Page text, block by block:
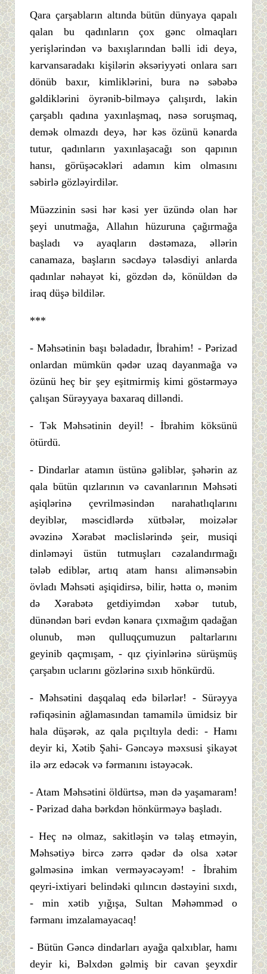
Qara çarşabların altında bütün dünyaya qapalı
qalan bu qadınların çox gənc olmaqları
yerişlərindən və baxışlarından bəlli idi deyə,
karvansaradakı kişilərin əksəriyyəti onlara sarı
dönüb baxır, kimliklərini, bura nə səbəbə
gəldiklərini öyrənib-bilməyə çalışırdı, lakin
çarşablı qadına yaxınlaşmaq, nəsə soruşmaq,
demək olmazdı deyə, hər kəs özünü kənarda
tutur, qadınların yaxınlaşacağı son qapının
hansı, görüşəcəkləri adamın kim olmasını
səbirlə gözləyirdilər.
Müəzzinin səsi hər kəsi yer üzündə olan hər
şeyi unutmağa, Allahın hüzuruna çağırmağa
başladı və ayaqların dəstəmaza, əllərin
canamaza, başların səcdəyə tələsdiyi anlarda
qadınlar nəhayət ki, gözdən də, könüldən də
iraq düşə bildilər.
***
- Məhsətinin başı bəladadır, İbrahim! - Pərizad
onlardan mümkün qədər uzaq dayanmağa və
özünü heç bir şey eşitmirmiş kimi göstərməyə
çalışan Sürəyyaya baxaraq dilləndi.
- Tək Məhsətinin deyil! - İbrahim köksünü
ötürdü.
- Dindarlar atamın üstünə gəliblər, şəhərin az
qala bütün qızlarının və cavanlarının Məhsəti
aşiqlərinə çevrilməsindən narahatlıqlarını
deyiblər, məscidlərdə xütbələr, moizələr
əvəzinə Xərabət məclislərində şeir, musiqi
dinləməyi üstün tutmuşları cəzalandırmağı
tələb ediblər, artıq atam hansı alimənsəbin
övladı Məhsəti aşiqidirsə, bilir, hətta o, mənim
də Xərabətə getdiyimdən xəbər tutub,
dünəndən bəri evdən kənara çıxmağım qadağan
olunub, mən qulluqçumuzun paltarlarını
geyinib qaçmışam, - qız çiyinlərinə sürüşmüş
çarşabın uclarını gözlərinə sıxıb hönkürdü.
- Məhsətini daşqalaq edə bilərlər! - Sürəyya
rəfiqəsinin ağlamasından tamamilə ümidsiz bir
hala düşərək, az qala pıçıltıyla dedi: - Hamı
deyir ki, Xətib Şahi- Gəncəyə məxsusi şikayət
ilə ərz edəcək və fərmanını istəyəcək.
- Atam Məhsətini öldürtsə, mən də yaşamaram!
- Pərizad daha bərkdən hönkürməyə başladı.
- Heç nə olmaz, sakitləşin və təlaş etməyin,
Məhsətiyə bircə zərrə qədər də olsa xətər
gəlməsinə imkan verməyəcəyəm! - İbrahim
qeyri-ixtiyari belindəki qılıncın dəstəyini sıxdı,
- min xətib yığışa, Sultan Məhəmməd o
fərmanı imzalamayacaq!
- Bütün Gəncə dindarları ayağa qalxıblar, hamı
deyir ki, Bəlxdən gəlmiş bir cavan şeyxdir